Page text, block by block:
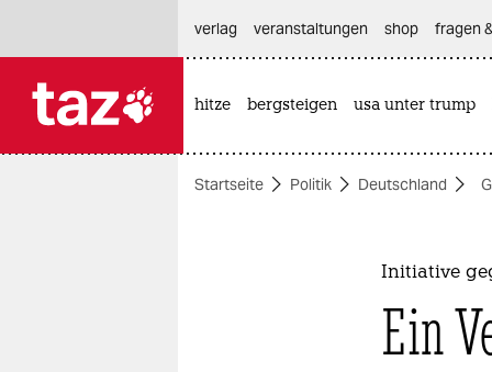
themen
verlag
veranstaltungen shop fragen
hitze bergsteigen usa unter trump
Startseite Politik Deutschland
Initiative
Ein